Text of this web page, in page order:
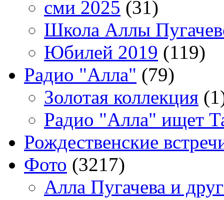
сми 2025 (31)
Школа Аллы
Юбилей 2019 (119)
Радио "Алла" (79)
Золотая коллекция
Радио "Алла" ищет
Рождественские
Фото (3217)
Алла Пугачева и